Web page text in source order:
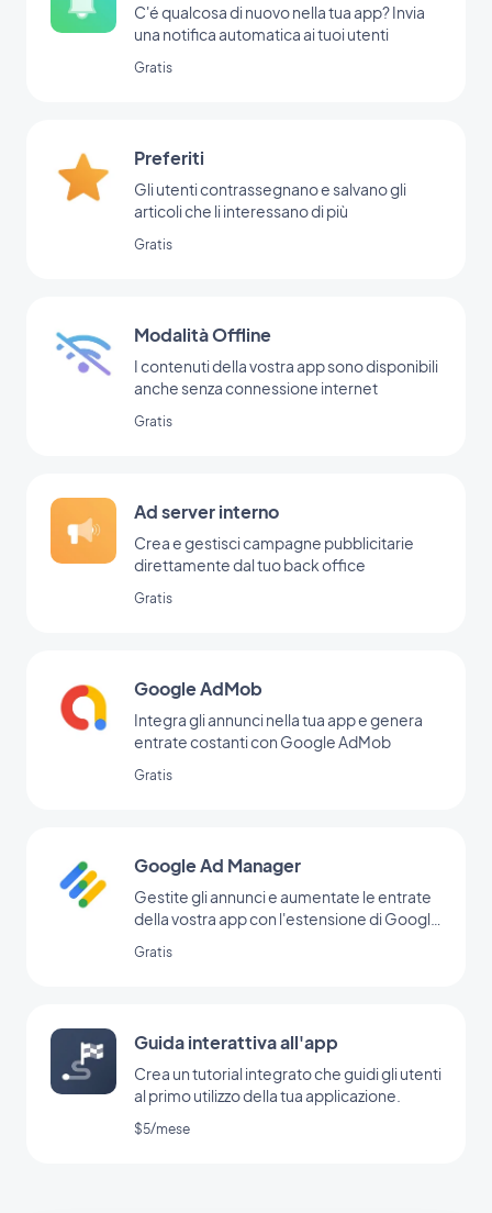
C'é qualcosa di nuovo nella tua app? Invia
una notifica automatica ai tuoi utenti
Gratis
Preferiti
Gli utenti contrassegnano e salvano gli
articoli che li interessano di più
Gratis
Modalità Offline
I contenuti della vostra app sono disponibili
anche senza connessione internet
Gratis
Ad server interno
Crea e gestisci campagne pubblicitarie
direttamente dal tuo back office
Gratis
Google AdMob
Integra gli annunci nella tua app e genera
entrate costanti con Google AdMob
Gratis
Google Ad Manager
Gestite gli annunci e aumentate le entrate
della vostra app con l'estensione di Google
Gratis
Guida interattiva all'app
Crea un tutorial integrato che guidi gli utenti
al primo utilizzo della tua applicazione.
$5/mese